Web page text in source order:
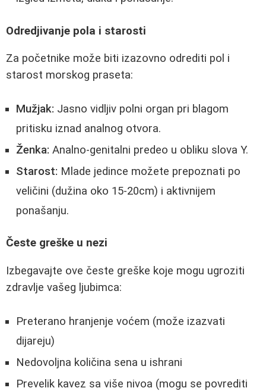
Odredjivanje pola i starosti
Za početnike može biti izazovno odrediti pol i
starost morskog praseta:
Mužjak: Jasno vidljiv polni organ pri blagom
pritisku iznad analnog otvora.
Ženka: Analno-genitalni predeo u obliku slova Y.
Starost: Mlade jedince možete prepoznati po
veličini (dužina oko 15-20cm) i aktivnijem
ponašanju.
Česte greške u nezi
Izbegavajte ove česte greške koje mogu ugroziti
zdravlje vašeg ljubimca:
Preterano hranjenje voćem (može izazvati
dijareju)
Nedovoljna količina sena u ishrani
Prevelik kavez sa više nivoa (mogu se povrediti